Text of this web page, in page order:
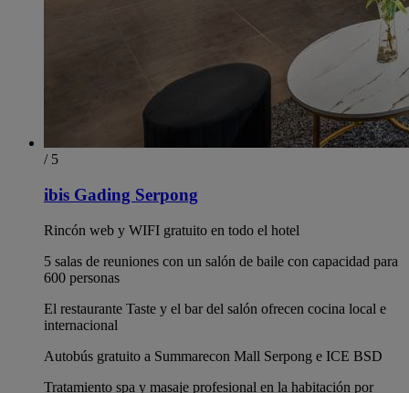
/ 5
ibis Gading Serpong
Rincón web y WIFI gratuito en todo el hotel
5 salas de reuniones con un salón de baile con capacidad para
600 personas
El restaurante Taste y el bar del salón ofrecen cocina local e
internacional
Autobús gratuito a Summarecon Mall Serpong e ICE BSD
Tratamiento spa y masaje profesional en la habitación por